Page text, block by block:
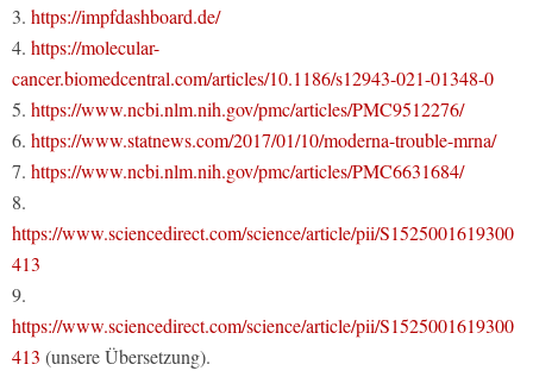
3. https://impfdashboard.de/
4. https://molecular-
cancer.biomedcentral.com/articles/10.1186/s12943-021-01348-0
5. https://www.ncbi.nlm.nih.gov/pmc/articles/PMC9512276/
6. https://www.statnews.com/2017/01/10/moderna-trouble-mrna/
7. https://www.ncbi.nlm.nih.gov/pmc/articles/PMC6631684/
8.
https://www.sciencedirect.com/science/article/pii/S1525001619300
413
9.
https://www.sciencedirect.com/science/article/pii/S1525001619300
413 (unsere Übersetzung).